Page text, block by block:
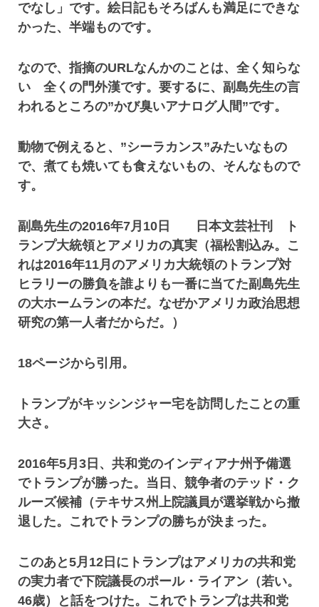
でなし」です。絵日記もそろばんも満足にできな
かった、半端ものです。
なので、指摘のURLなんかのことは、全く知らな
い 全くの門外漢です。要するに、副島先生の言
われるところの”かび臭いアナログ人間”です。
動物で例えると、”シーラカンス”みたいなもの
で、煮ても焼いても食えないもの、そんなもので
す。
副島先生の2016年7月10日 日本文芸社刊 ト
ランプ大統領とアメリカの真実（福松割込み。こ
れは2016年11月のアメリカ大統領のトランプ対
ヒラリーの勝負を誰よりも一番に当てた副島先生
の大ホームランの本だ。なぜかアメリカ政治思想
研究の第一人者だからだ。）
18ページから引用。
トランプがキッシンジャー宅を訪問したことの重
大さ。
2016年5月3日、共和党のインディアナ州予備選
でトランプが勝った。当日、競争者のテッド・ク
ルーズ候補（テキサス州上院議員が選挙戦から撤
退した。これでトランプの勝ちが決まった。
このあと5月12日にトランプはアメリカの共和党
の実力者で下院議長のポール・ライアン（若い。
46歳）と話をつけた。これでトランプは共和党